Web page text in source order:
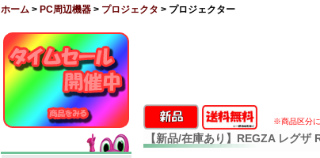
ホーム > PC周辺機器 > プロジェクタ > プロジェクター
※商品区分
【新品/在庫あり】REGZA レグ